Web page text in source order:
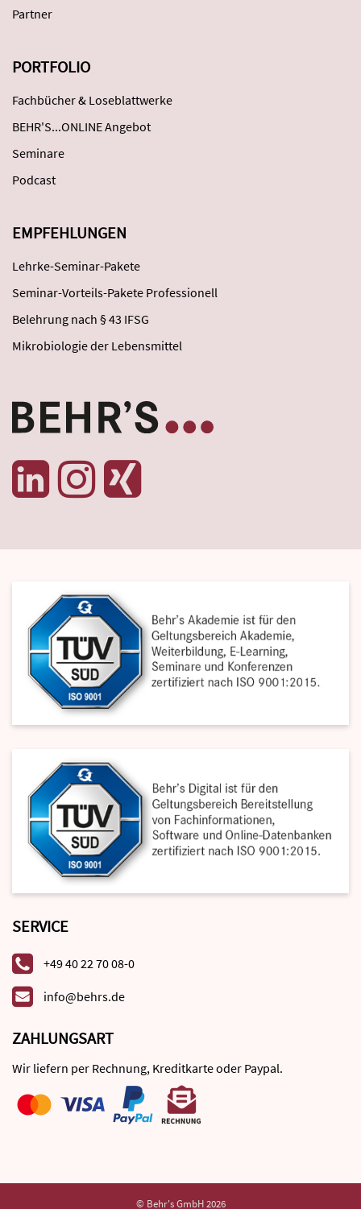
Partner
PORTFOLIO
Fachbücher & Loseblattwerke
BEHR'S...ONLINE Angebot
Seminare
Podcast
EMPFEHLUNGEN
Lehrke-Seminar-Pakete
Seminar-Vorteils-Pakete Professionell
Belehrung nach § 43 IFSG
Mikrobiologie der Lebensmittel
SERVICE
+49 40 22 70 08-0
info@behrs.de
ZAHLUNGSART
Wir liefern per Rechnung, Kreditkarte oder Paypal.
© Behr's GmbH 2026